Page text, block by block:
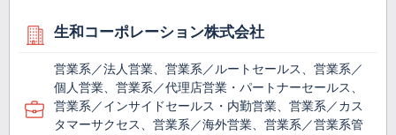
生和コーポレーション株式会社
営業系／法人営業、営業系／ルートセールス、営業系／
個人営業、営業系／代理店営業・パートナーセールス、
営業系／インサイドセールス・内勤営業、営業系／カス
タマーサクセス、営業系／海外営業、営業系／営業系管